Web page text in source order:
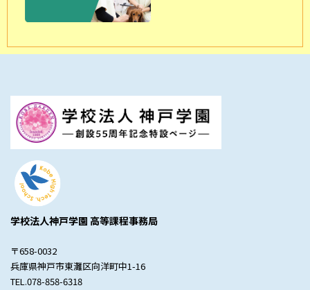
学校法人神戸学園 高等課程事務局
〒658-0032
兵庫県神戸市東灘区向洋町中1-16
TEL.078-858-6318